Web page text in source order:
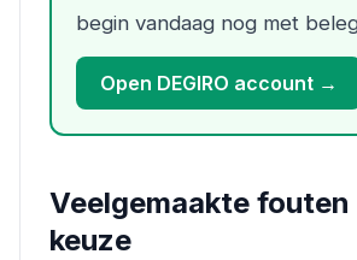
begin vandaag nog met
Open DEGIRO account →
Veelgemaakte fouten
keuze